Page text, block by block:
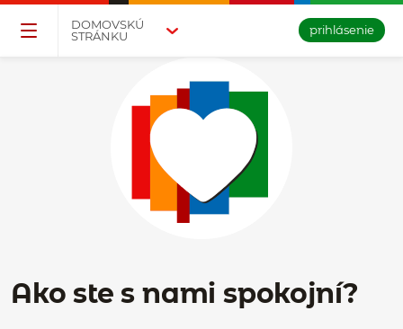
DOMOVSKÚ
STRÁNKU
prihlásenie
Ako ste s nami spokojní?